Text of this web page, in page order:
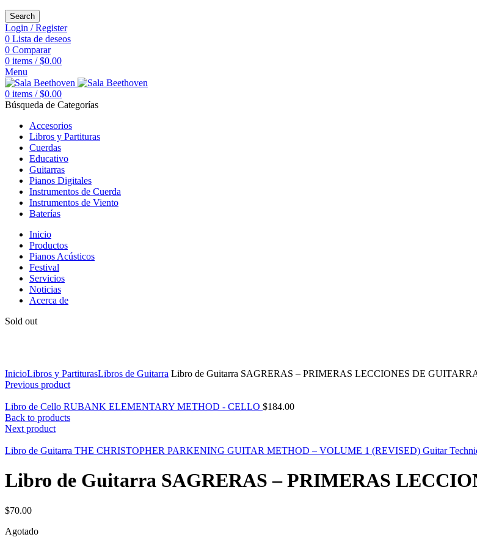
Search
Login / Register
0 Lista de deseos
0 Comparar
0 items / $0.00
Menu
0 items / $0.00
Búsqueda de Categorías
Accesorios
Libros y Partituras
Cuerdas
Educativo
Guitarras
Pianos Digitales
Instrumentos de Cuerda
Instrumentos de Viento
Baterías
Inicio
Productos
Pianos Acústicos
Festival
Servicios
Noticias
Acerca de
Sold out
InicioLibros y PartiturasLibros de Guitarra Libro de Guitarra SAGRERAS – PRIMERAS LECCIONES DE
Previous product
Libro de Cello RUBANK ELEMENTARY METHOD - CELLO $184.00
Back to products
Next product
Libro de Guitarra THE CHRISTOPHER PARKENING GUITAR METHOD – VOLUME 1 (REVISED) Guitar
Libro de Guitarra SAGRERAS – PRIMERAS
$70.00
Agotado